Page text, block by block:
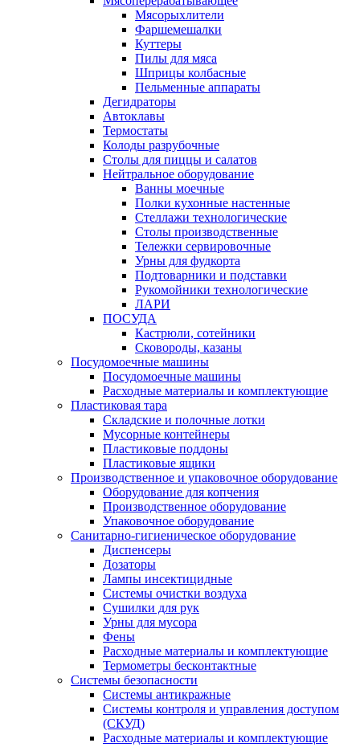
Мясорыхлители
Фаршемешалки
Куттеры
Пилы для мяса
Шприцы колбасные
Пельменные аппараты
Дегидраторы
Автоклавы
Термостаты
Колоды разрубочные
Столы для пиццы и салатов
Нейтральное оборудование
Ванны моечные
Полки кухонные настенные
Стеллажи технологические
Столы производственные
Тележки сервировочные
Урны для фудкорта
Подтоварники и подставки
Рукомойники технологические
ЛАРИ
ПОСУДА
Кастрюли, сотейники
Сковороды, казаны
Посудомоечные машины
Посудомоечные машины
Расходные материалы и комплектующие
Пластиковая тара
Складские и полочные лотки
Мусорные контейнеры
Пластиковые поддоны
Пластиковые ящики
Производственное и упаковочное оборудование
Оборудование для копчения
Производственное оборудование
Упаковочное оборудование
Санитарно-гигиеническое оборудование
Диспенсеры
Дозаторы
Лампы инсектицидные
Системы очистки воздуха
Сушилки для рук
Урны для мусора
Фены
Расходные материалы и комплектующие
Термометры бесконтактные
Системы безопасности
Системы антикражные
Системы контроля и управления доступом
(СКУД)
Расходные материалы и комплектующие